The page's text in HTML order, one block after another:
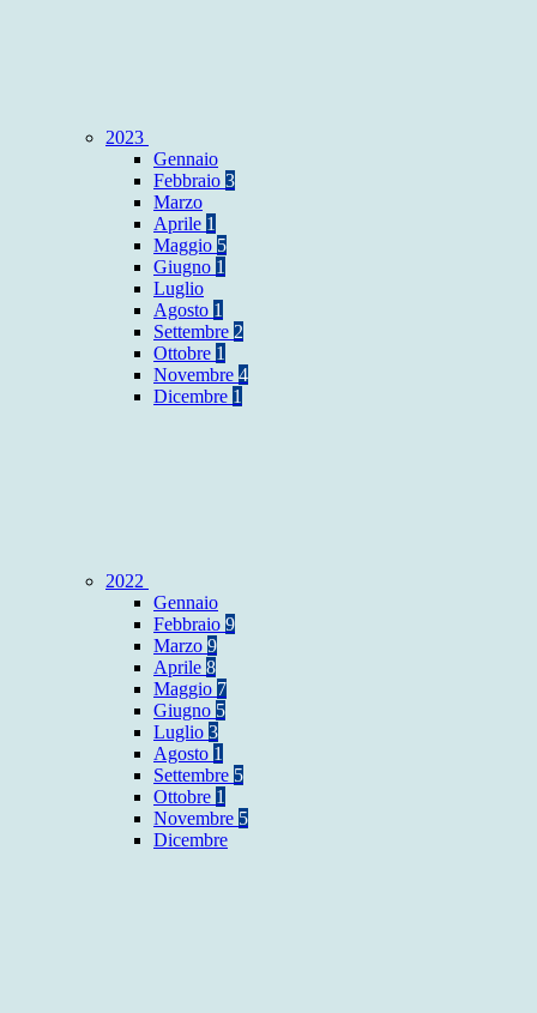
2023
Gennaio
Febbraio 3
Marzo
Aprile 1
Maggio 5
Giugno 1
Luglio
Agosto 1
Settembre 2
Ottobre 1
Novembre 4
Dicembre 1
2022
Gennaio
Febbraio 9
Marzo 9
Aprile 8
Maggio 7
Giugno 5
Luglio 3
Agosto 1
Settembre 5
Ottobre 1
Novembre 5
Dicembre